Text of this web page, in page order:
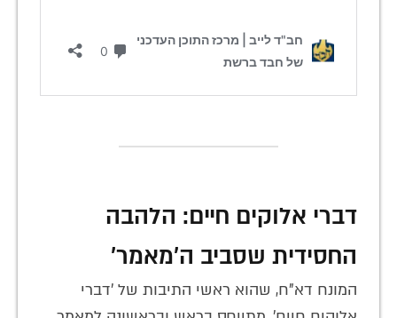
דברי אלוקים חיים: הלהבה
החסידית שסביב ה'מאמר'
המונח דא"ח, שהוא ראשי התיבות של 'דברי